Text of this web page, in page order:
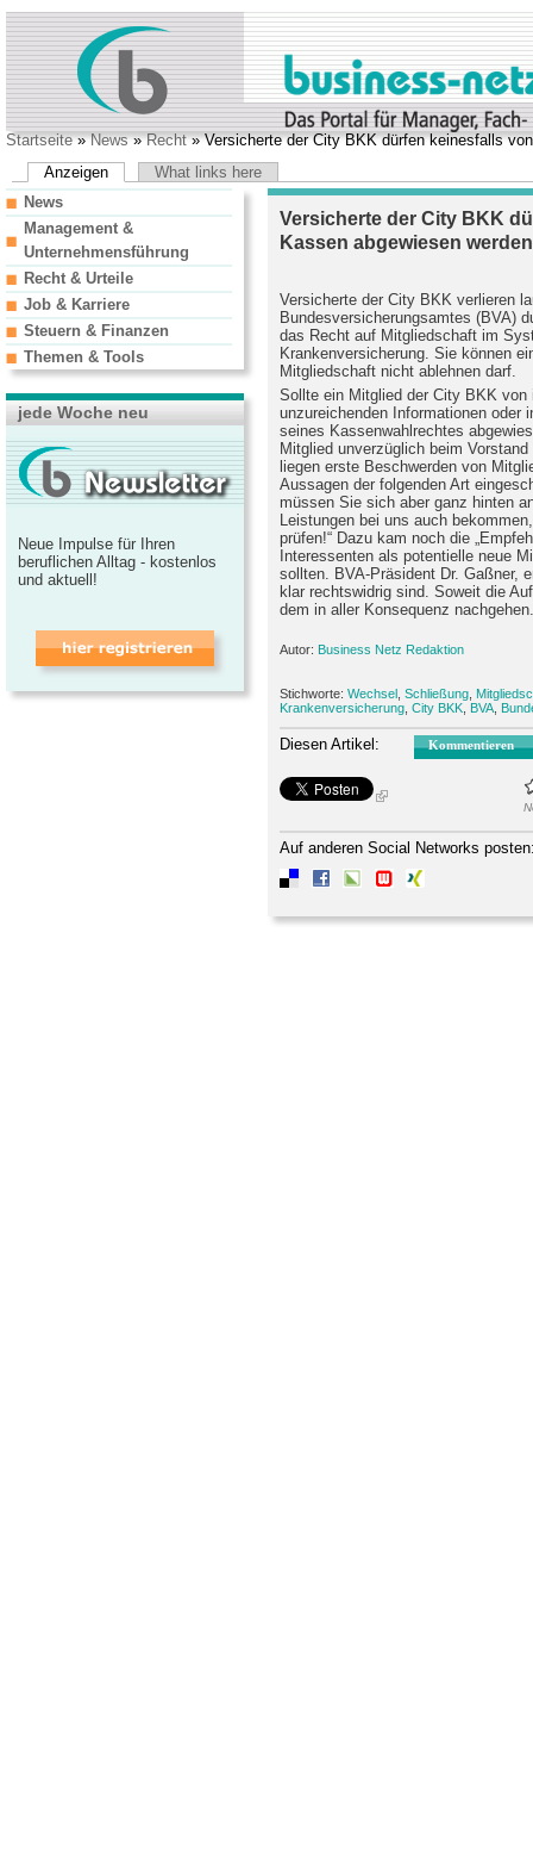
Startseite»News»Recht» Versicherte der City BKK dürfen keinesfalls
Anzeigen
What links here
Versicherte der City BKK
Kassen abgewiesen werden
Versicherte der City BKK verlieren
Bundesversicherungsamtes (BVA)
das Recht auf Mitgliedschaft im
Krankenversicherung. Sie können
Mitgliedschaft nicht ablehnen darf.
Sollte ein Mitglied der City BKK
unzureichenden Informationen oder
seines Kassenwahlrechtes
Mitglied unverzüglich beim
liegen erste Beschwerden von
Aussagen der folgenden Art
müssen Sie sich aber ganz hinten
Leistungen bei uns auch
prüfen!“ Dazu kam noch die
Interessenten als potentielle neue
sollten. BVA-Präsident Dr. Gaßner,
klar rechtswidrig sind. Soweit die
dem in aller Konsequenz nachgehen.
Autor: Business Netz Redaktion
Stichworte: Wechsel Schließung
Krankenversicherung City BKK BVA
Diesen Artikel: Kommentieren
Auf anderen Social Networks
News
Management &
Unternehmensführung
Recht & Urteile
Job & Karriere
Steuern & Finanzen
Themen & Tools
jede Woche neu
Neue Impulse für Ihren
beruflichen Alltag - kostenlos
und aktuell!